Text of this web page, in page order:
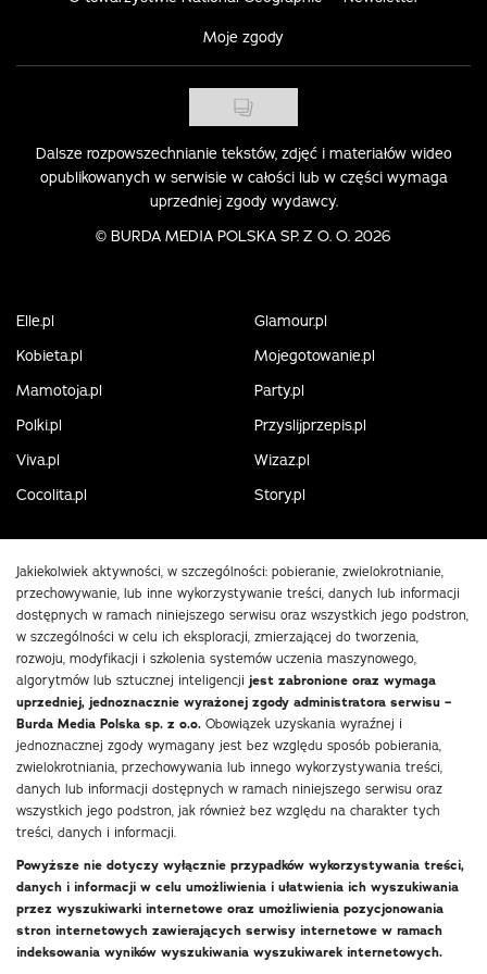
Moje zgody
Dalsze rozpowszechnianie tekstów, zdjęć i materiałów wideo
opublikowanych w serwisie w całości lub w części wymaga
uprzedniej zgody wydawcy.
© BURDA MEDIA POLSKA SP. Z O. O. 2026
Elle.pl
Glamour.pl
Kobieta.pl
Mojegotowanie.pl
Mamotoja.pl
Party.pl
Polki.pl
Przyslijprzepis.pl
Viva.pl
Wizaz.pl
Cocolita.pl
Story.pl
Jakiekolwiek aktywności, w szczególności: pobieranie, zwielokrotnianie,
przechowywanie, lub inne wykorzystywanie treści, danych lub informacji
dostępnych w ramach niniejszego serwisu oraz wszystkich jego podstron,
w szczególności w celu ich eksploracji, zmierzającej do tworzenia,
rozwoju, modyfikacji i szkolenia systemów uczenia maszynowego,
algorytmów lub sztucznej inteligencji jest zabronione oraz wymaga
uprzedniej, jednoznacznie wyrażonej zgody administratora serwisu –
Burda Media Polska sp. z o.o. Obowiązek uzyskania wyraźnej i
jednoznacznej zgody wymagany jest bez względu sposób pobierania,
zwielokrotniania, przechowywania lub innego wykorzystywania treści,
danych lub informacji dostępnych w ramach niniejszego serwisu oraz
wszystkich jego podstron, jak również bez względu na charakter tych
treści, danych i informacji.
Powyższe nie dotyczy wyłącznie przypadków wykorzystywania treści,
danych i informacji w celu umożliwienia i ułatwienia ich wyszukiwania
przez wyszukiwarki internetowe oraz umożliwienia pozycjonowania
stron internetowych zawierających serwisy internetowe w ramach
indeksowania wyników wyszukiwania wyszukiwarek internetowych.